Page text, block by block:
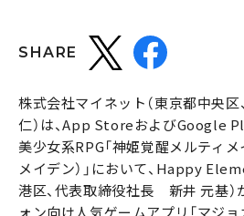
SHARE
株式会社マイネット（東京都中央
仁）は、App StoreおよびGoogle
美少女系RPG「神姫覚醒メルティメ
メイデン）」において、Happy
港区、代表取締役社長 新井 元基）